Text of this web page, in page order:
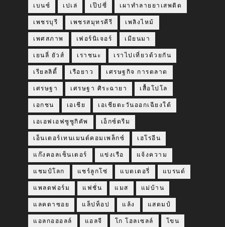
เบนซ์ เปเล่ เป๊ปซี่ เผาทำลายยาเสพติด
เพชรบุรี เพชรสมุทรคีรี เพลิงไหม้
เพศสภาพ เฟอร์นิเจอร์ เมียนมา
เยนลี่ ยัวส์ เราชนะ เราไปเที่ยวด้วยกัน
เรียลลิตี้ เรือยาว เศรษฐกิจ การตลาด
เศรษฐา เศรษฐา ศิระฉายา เสื้อโปโล
เอกชน เอเชีย เอเชียตะวันออกเฉียงใต้
เอเอฟเอฟซูซูกิคัพ เอ็กซ์ตรีม
เอ็นเตอร์เทนเมนต์คอมเพล็กซ์ เฮโรอีน
แก๊งคอลเซ็นเตอร์ แข่งเรือ แจ้งความ
แชมป์โลก แชร์ลูกโซ่ แบตเตอรี่ แบรนด์
แพลตฟอร์ม แฟชั่น แมส แม่บ้าน
แลคตาซอย แล็ปท็อป แล้ง แสตมป์
แอลกอฮอลล์ แอลจี โก โฮลเซลล์ โขน